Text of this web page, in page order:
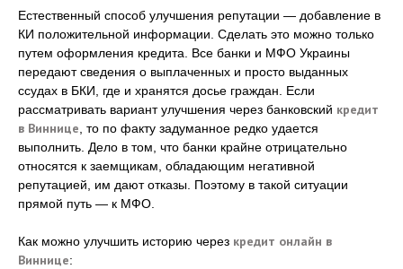
Естественный способ улучшения репутации — добавление в
КИ положительной информации. Сделать это можно только
путем оформления кредита. Все банки и МФО Украины
передают сведения о выплаченных и просто выданных
ссудах в БКИ, где и хранятся досье граждан. Если
рассматривать вариант улучшения через банковский кредит
в Виннице , то по факту задуманное редко удается
выполнить. Дело в том, что банки крайне отрицательно
относятся к заемщикам, обладающим негативной
репутацией, им дают отказы. Поэтому в такой ситуации
прямой путь — к МФО.
Как можно улучшить историю через кредит онлайн в
Виннице: